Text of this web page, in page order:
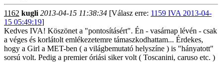
1162 kugli 2013-04-15 11:38:34 [Válasz erre: 1159 IVA 2013-04-
15 05:49:19]
Kedves IVA! Köszönet a "pontosításért". Én - vasárnap lévén - csak
a véges és korlátolt emlékezetemre támaszkodhattam... Érdekes,
hogy a Girl a MET-ben ( a világbemutató helyszíne ) is "hányatott"
sorsú volt. Pedig a premier óriási siker volt ( Toscanini, caruso etc. )